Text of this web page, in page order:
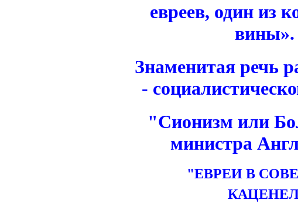
евреев, один из
вины».
Знаменитая речь
-
"Сионизм или
министра
"ЕВРЕИ В